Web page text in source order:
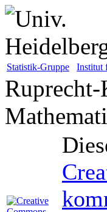
Statistik-Gruppe Institut